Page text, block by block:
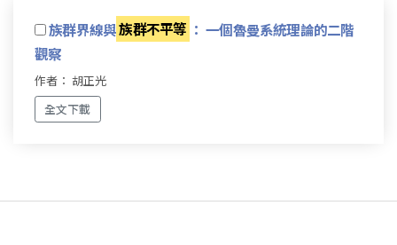
族群界線與族群不平等 ： 一個魯曼系統理論的二階
觀察
作者： 胡正光
全文下載